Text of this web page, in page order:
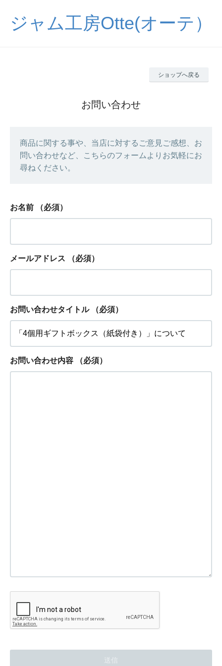
ジャム工房Otte(オーテ）
ショップへ戻る
お問い合わせ
商品に関する事や、当店に対するご意見ご感想、お
問い合わせなど、こちらのフォームよりお気軽にお
尋ねください。
お名前 （必須）
メールアドレス （必須）
お問い合わせタイトル （必須）
お問い合わせ内容 （必須）